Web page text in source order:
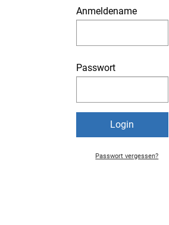
Anmeldename
Passwort
Passwort vergessen?